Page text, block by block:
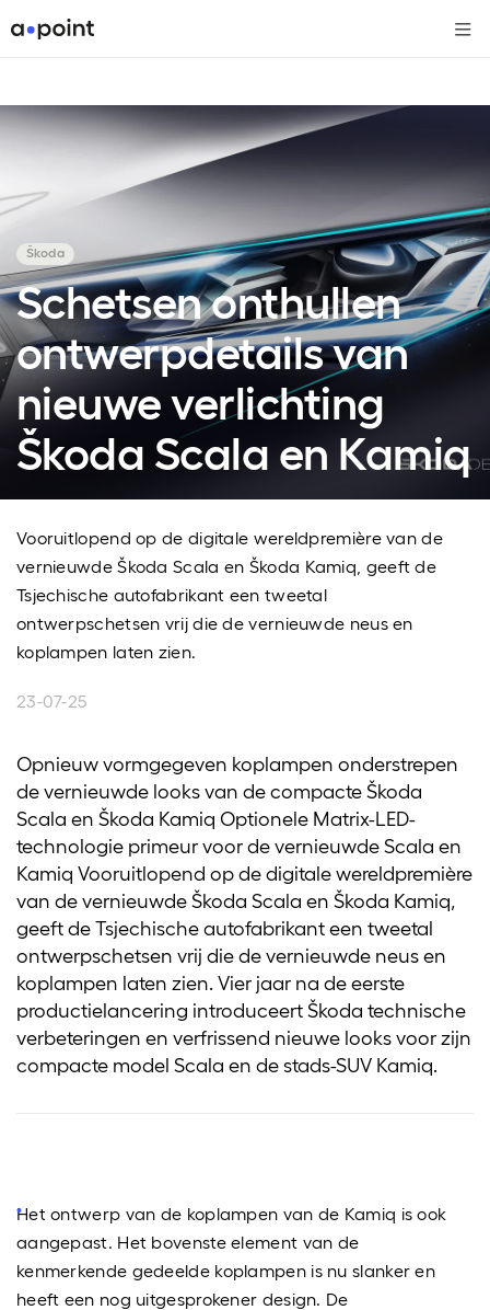
Schetsen onthullen
ontwerpdetails van
nieuwe verlichting
Škoda Scala en Kamiq
Vooruitlopend op de digitale wereldpremière van de
vernieuwde Škoda Scala en Škoda Kamiq, geeft de
Tsjechische autofabrikant een tweetal
ontwerpschetsen vrij die de vernieuwde neus en
koplampen laten zien.
Škoda
23-07-25
Opnieuw vormgegeven koplampen onderstrepen
de vernieuwde looks van de compacte Škoda
Scala en Škoda Kamiq Optionele Matrix-LED-
technologie primeur voor de vernieuwde Scala en
Kamiq Vooruitlopend op de digitale wereldpremière
van de vernieuwde Škoda Scala en Škoda Kamiq,
geeft de Tsjechische autofabrikant een tweetal
ontwerpschetsen vrij die de vernieuwde neus en
koplampen laten zien. Vier jaar na de eerste
productielancering introduceert Škoda technische
verbeteringen en verfrissend nieuwe looks voor zijn
compacte model Scala en de stads-SUV Kamiq.
Het ontwerp van de koplampen van de Kamiq is ook
aangepast. Het bovenste element van de
kenmerkende gedeelde koplampen is nu slanker en
heeft een nog uitgesprokener design. De